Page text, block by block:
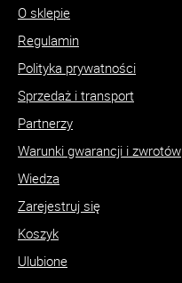
O sklepie
Regulamin
Polityka prywatności
Sprzedaż i transport
Partnerzy
Warunki gwarancji i zwrotów
Wiedza
Zarejestruj się
Koszyk
Ulubione